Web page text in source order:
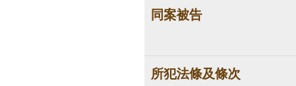
同案被告
所犯法條及條次